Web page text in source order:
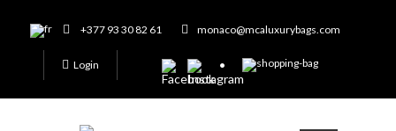
+377 93 30 82 61 monaco@mcaluxurybags.com
Login